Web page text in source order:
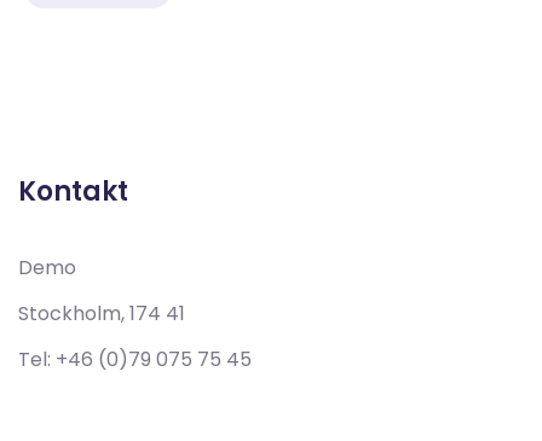
Demo
Stockholm, 174 41
Tel: +46 (0)79 075 75 45